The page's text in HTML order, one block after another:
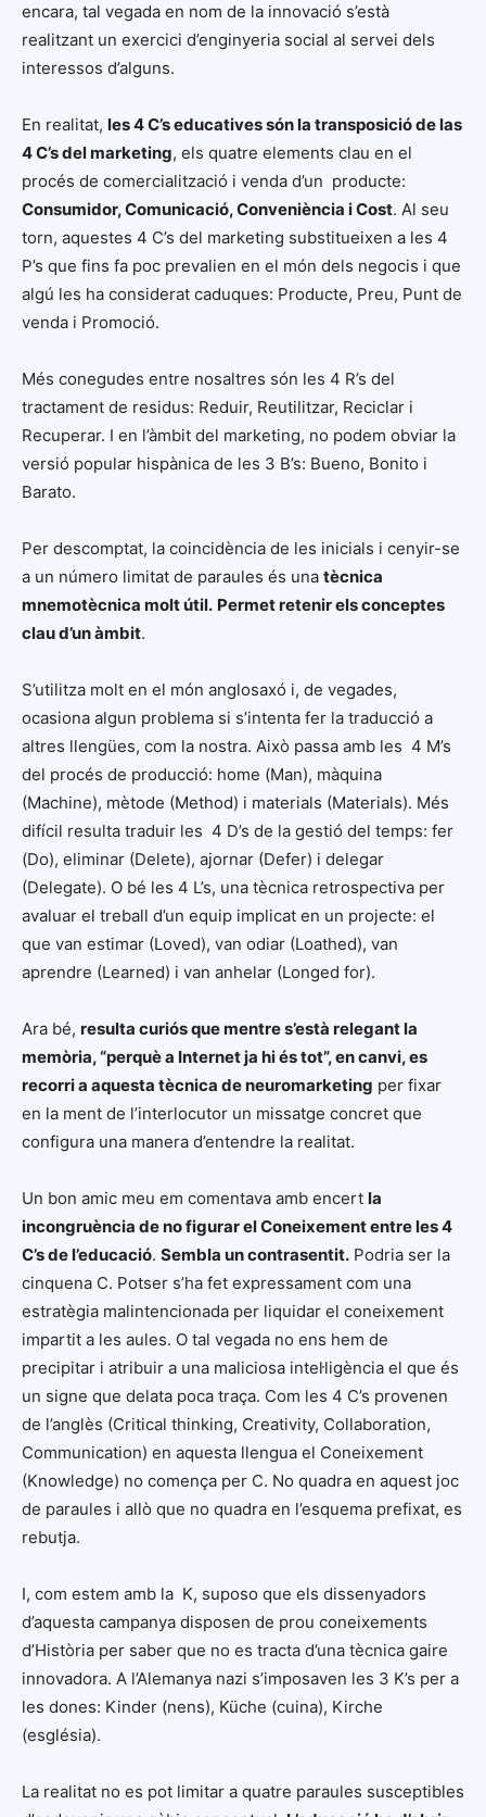
encara, tal vegada en nom de la innovació s’està
realitzant un exercici d’enginyeria social al servei dels
interessos d’alguns.
En realitat, les 4 C’s educatives són la transposició de las
4 C’s del marketing, els quatre elements clau en el
procés de comercialització i venda d’un producte:
Consumidor, Comunicació, Conveniència i Cost. Al seu
torn, aquestes 4 C’s del marketing substitueixen a les 4
P’s que fins fa poc prevalien en el món dels negocis i que
algú les ha considerat caduques: Producte, Preu, Punt de
venda i Promoció.
Més conegudes entre nosaltres són les 4 R’s del
tractament de residus: Reduir, Reutilitzar, Reciclar i
Recuperar. I en l’àmbit del marketing, no podem obviar la
versió popular hispànica de les 3 B’s: Bueno, Bonito i
Barato.
Per descomptat, la coincidència de les inicials i cenyir-se
a un número limitat de paraules és una tècnica
mnemotècnica molt útil. Permet retenir els conceptes
clau d’un àmbit.
S’utilitza molt en el món anglosaxó i, de vegades,
ocasiona algun problema si s’intenta fer la traducció a
altres llengües, com la nostra. Això passa amb les 4 M’s
del procés de producció: home (Man), màquina
(Machine), mètode (Method) i materials (Materials). Més
difícil resulta traduir les 4 D’s de la gestió del temps: fer
(Do), eliminar (Delete), ajornar (Defer) i delegar
(Delegate). O bé les 4 L’s, una tècnica retrospectiva per
avaluar el treball d’un equip implicat en un projecte: el
que van estimar (Loved), van odiar (Loathed), van
aprendre (Learned) i van anhelar (Longed for).
Ara bé, resulta curiós que mentre s’està relegant la
memòria, “perquè a Internet ja hi és tot”, en canvi, es
recorri a aquesta tècnica de neuromarketing per fixar
en la ment de l’interlocutor un missatge concret que
configura una manera d’entendre la realitat.
Un bon amic meu em comentava amb encert la
incongruència de no figurar el Coneixement entre les 4
C’s de l’educació. Sembla un contrasentit. Podria ser la
cinquena C. Potser s’ha fet expressament com una
estratègia malintencionada per liquidar el coneixement
impartit a les aules. O tal vegada no ens hem de
precipitar i atribuir a una maliciosa intel·ligència el que és
un signe que delata poca traça. Com les 4 C’s provenen
de l’anglès (Critical thinking, Creativity, Collaboration,
Communication) en aquesta llengua el Coneixement
(Knowledge) no comença per C. No quadra en aquest joc
de paraules i allò que no quadra en l’esquema prefixat, es
rebutja.
I, com estem amb la K, suposo que els dissenyadors
d’aquesta campanya disposen de prou coneixements
d’Història per saber que no es tracta d’una tècnica gaire
innovadora. A l’Alemanya nazi s’imposaven les 3 K’s per a
les dones: Kinder (nens), Küche (cuina), Kirche
(església).
La realitat no es pot limitar a quatre paraules susceptibles